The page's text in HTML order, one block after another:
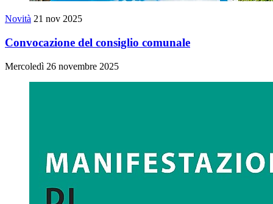
Novità 21 nov 2025
Convocazione del consiglio comunale
Mercoledì 26 novembre 2025